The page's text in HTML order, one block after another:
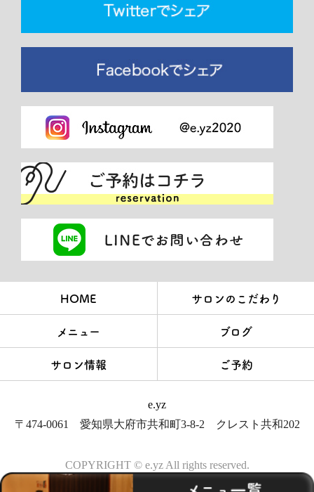
HOME サロンのこだわり
メニュー ブログ
サロン情報 ご予約
e.yz
〒474-0061 愛知県大府市共和町3-8-2 クレスト共和202
COPYRIGHT © e.yz All rights reserved.